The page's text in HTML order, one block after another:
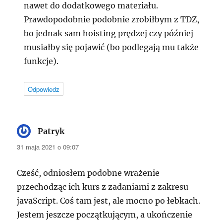
nawet do dodatkowego materiału.
Prawdopodobnie podobnie zrobiłbym z TDZ,
bo jednak sam hoisting prędzej czy później
musiałby się pojawić (bo podlegają mu także
funkcje).
Odpowiedz
Patrykpisze:
31 maja 2021 o 09:07
Cześć, odniosłem podobne wrażenie
przechodząc ich kurs z zadaniami z zakresu
javaScript. Coś tam jest, ale mocno po łebkach.
Jestem jeszcze początkującym, a ukończenie